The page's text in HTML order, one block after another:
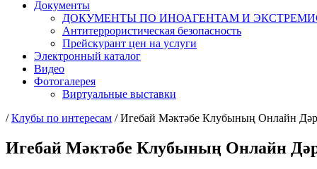
Документы
ДОКУМЕНТЫ ПО ИНОАГЕНТАМ И
Антитеррористическая безопасность
Прейскурант цен на услуги
Электронный каталог
Видео
Фотогалерея
Виртуальные выставки
/Клубы по интересам /Игебай Мәктәбе Клубының Онлайн
Игебай Мәктәбе Клубының Онлайн